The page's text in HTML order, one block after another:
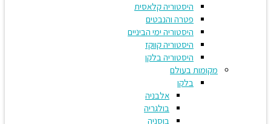
היסטוריה קלאסית
פטרה והנבטים
היסטוריה ימי הביניים
היסטוריה קווקז
היסטוריה בלקן
מקומות בעולם
בלקן
אלבניה
בולגריה
בוסניה